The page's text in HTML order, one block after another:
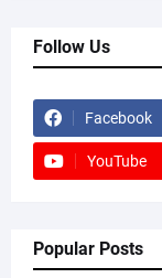
Follow Us
Facebook
YouTube
Popular Posts